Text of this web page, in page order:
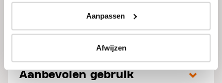
Aanpassen
Afwijzen
Ingrediënten
Aanbevolen gebruik